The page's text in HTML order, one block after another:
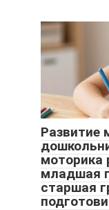
Развитие
моторика
младшая
старшая